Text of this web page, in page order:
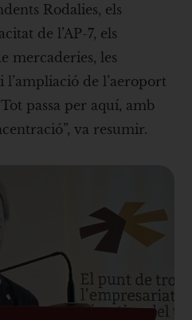
Rodalies, els
de l’AP-7, els
mercaderies, les
de l’aeroport
passa per aquí, amb
va resumir.